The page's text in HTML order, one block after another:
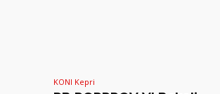
KONI Kepri